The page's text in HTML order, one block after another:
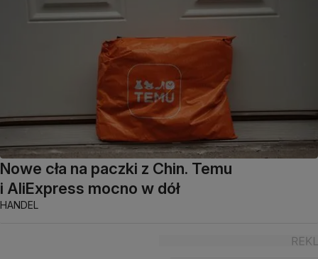
Nowe cła na paczki z Chin. Temu
i AliExpress mocno w dół
HANDEL